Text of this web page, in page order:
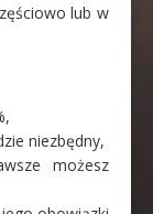
lub w
niezbędny,
możesz